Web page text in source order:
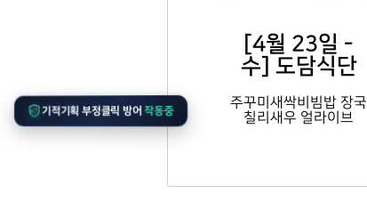
[4월 23일 -
수] 도담식단
주꾸미새싹비빔밥 장국
칠리새우 얼라이브
기적기획 부정클릭 방어작동중